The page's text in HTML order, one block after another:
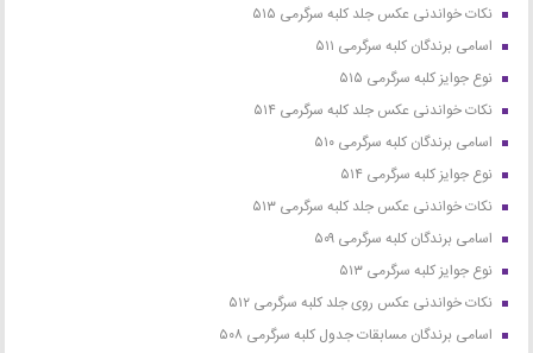
نکات خواندنی عکس جلد کلبه سرگرمی ۵۱۵
اسامی برندگان کلبه سرگرمی ۵۱۱
نوع جوایز کلبه سرگرمی ۵۱۵
نکات خواندنی عکس جلد کلبه سرگرمی ۵۱۴
اسامی برندگان کلبه سرگرمی ۵۱۰
نوع جوایز کلبه سرگرمی ۵۱۴
نکات خواندنی عکس جلد کلبه سرگرمی ۵۱۳
اسامی برندگان کلبه سرگرمی ۵۰۹
نوع جوایز کلبه سرگرمی ۵۱۳
نکات خواندنی عکس روی جلد کلبه سرگرمی ۵۱۲
اسامی برندگان مسابقات جدول کلبه سرگرمی ۵۰۸